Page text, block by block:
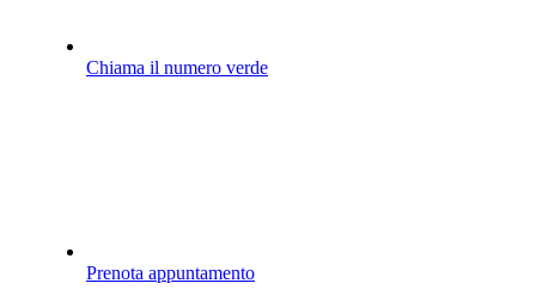
Chiama il numero verde
Prenota appuntamento